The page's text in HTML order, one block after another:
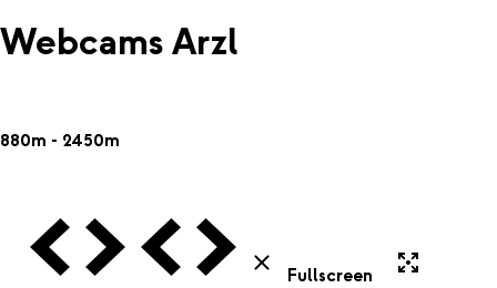
Webcams Arzl
880m - 2450m
Vorige Webcam
Volgende Webcam
Vorige Webcam
Volgende Webcam
Sluiten
Fullscreen